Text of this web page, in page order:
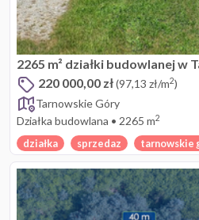
2265 m² działki budowlanej w
220 000,00 zł(97,13 zł/m2)
Tarnowskie Góry
Działka budowlana • 2265 m2
działka sprzedaz tarnowskie